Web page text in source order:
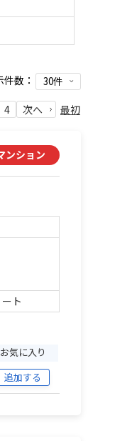
数：
4 次へ 最初
ンション
ト
お気に入り
追加する